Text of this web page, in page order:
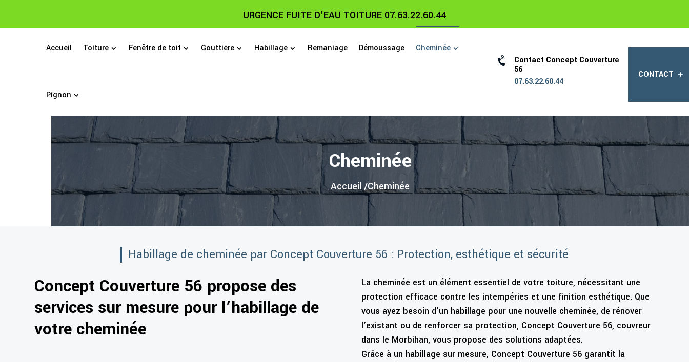
URGENCE FUITE D’EAU TOITURE 07.63.22.60.44
Accueil Toiture Fenêtre de toit Gouttière Habillage Remaniage Démoussage Cheminée
Pignon

Contact Concept Couverture
56
07.63.22.60.44
CONTACT
Cheminée
Accueil /Cheminée
Habillage de cheminée par Concept Couverture 56 : Protection, esthétique et sécurité
Concept Couverture 56 propose des
services sur mesure pour l’habillage de
votre cheminée
La cheminée est un élément essentiel de votre toiture, nécessitant une
protection efficace contre les intempéries et une finition esthétique. Que
vous ayez besoin d’un habillage pour une nouvelle cheminée, de rénover
l’existant ou de renforcer sa protection, Concept Couverture 56, couvreur
dans le Morbihan, vous propose des solutions adaptées.
Grâce à un habillage sur mesure, Concept Couverture 56 garantit la